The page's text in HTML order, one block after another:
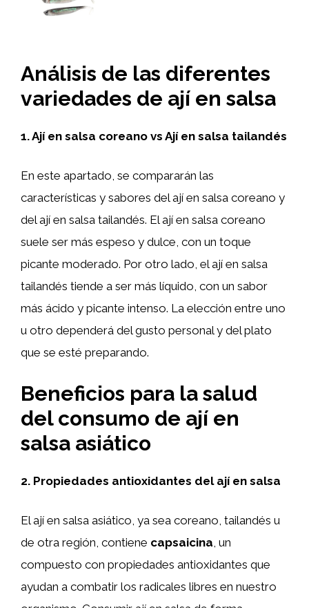
Análisis de las diferentes
variedades de ají en salsa
1. Ají en salsa coreano vs Ají en salsa tailandés
En este apartado, se compararán las
características y sabores del ají en salsa coreano y
del ají en salsa tailandés. El ají en salsa coreano
suele ser más espeso y dulce, con un toque
picante moderado. Por otro lado, el ají en salsa
tailandés tiende a ser más líquido, con un sabor
más ácido y picante intenso. La elección entre uno
u otro dependerá del gusto personal y del plato
que se esté preparando.
Beneficios para la salud
del consumo de ají en
salsa asiático
2. Propiedades antioxidantes del ají en salsa
El ají en salsa asiático, ya sea coreano, tailandés u
de otra región, contiene capsaicina, un
compuesto con propiedades antioxidantes que
ayudan a combatir los radicales libres en nuestro